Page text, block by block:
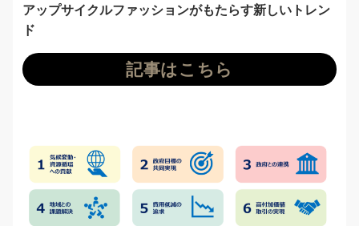
アップサイクルファッションがもたらす新しいトレン
ド
記事はこちら